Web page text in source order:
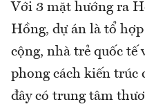
Với 3 mặt hướng ra
Hồng, dự án là tổ
cộng, nhà trẻ quốc tế
phong cách kiến trúc
đây có trung tâm